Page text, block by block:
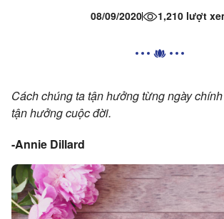
08/09/2020 1,210 lượt
Cách chúng ta tận hưởng từng ngày
tận hưởng cuộc đời.
-Annie Dillard